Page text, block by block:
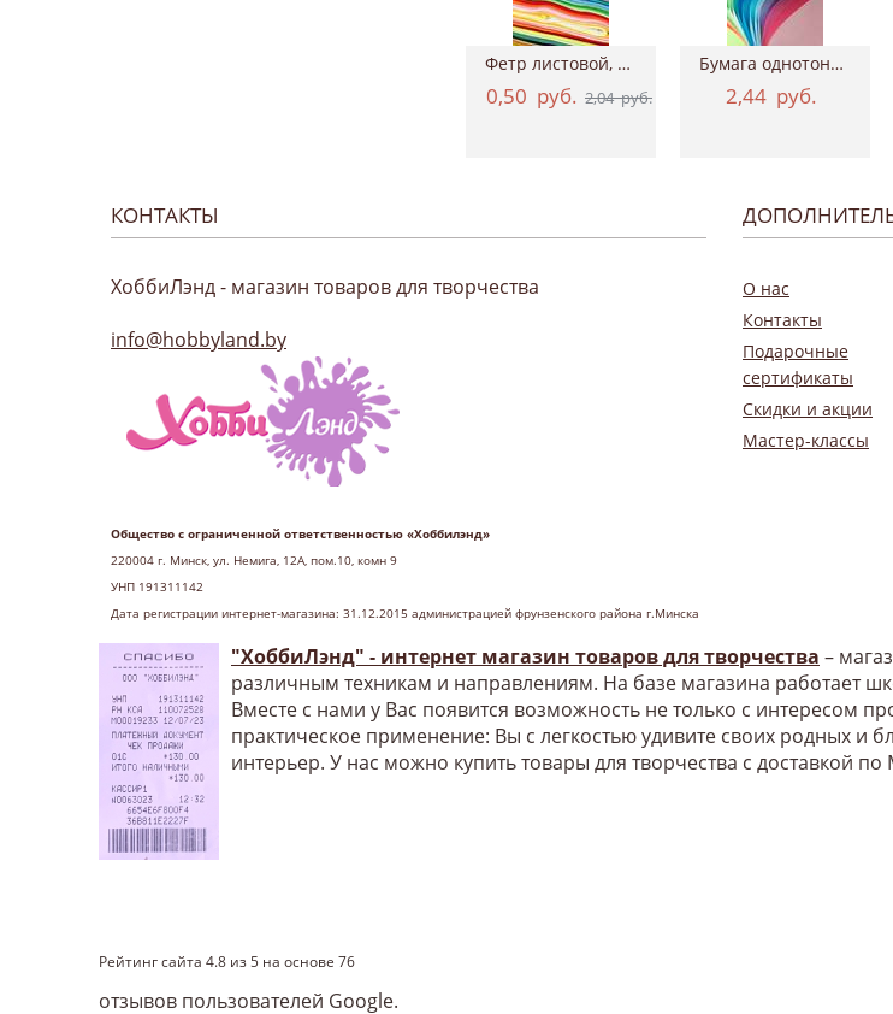
Фетр листовой, 20х30 см, толщина 2 мм
0,50 руб. 2,04руб.
Бумага однотонная двухсторонняя, 50х70 см...
2,44 руб.
КОНТАКТЫ
ХоббиЛэнд - магазин товаров для творчества
info@hobbyland.by
Общество с ограниченной ответственностью «Хоббилэнд»
220004 г. Минск, ул. Немига, 12А, пом.10, комн 9
УНП 191311142
Дата регистрации интернет-магазина: 31.12.2015 администрацией фрунзенского района г.Минска
О нас
Контакты
Подарочные
сертификаты
Скидки и акции
Мастер-классы
"ХоббиЛэнд" - интернет магазин товаров для творчества –
различным техникам и направлениям. На базе магазина работает
Вместе с нами у Вас появится возможность не только с интересом
практическое применение: Вы с легкостью удивите своих родных и
интерьер. У нас можно купить товары для творчества с доставкой
Рейтинг сайта 4.8 из5 на основе 76
отзывов пользователей Google.